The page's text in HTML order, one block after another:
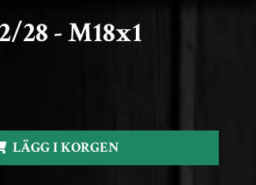
28 - M18x1
LÄGG I KORGEN